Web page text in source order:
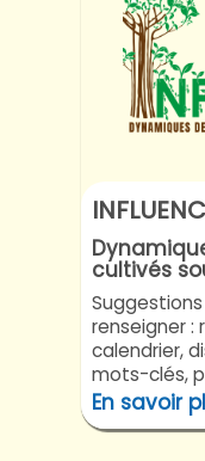
cultivés
renseigner :
calendrier,
mots-clés,
En savoir